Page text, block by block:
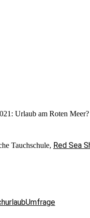
Urlaub am Roten Meer?
noch einen
gebucht/ich
noch ab wie sich
ich nicht
noch einen
ich komme
ab wie sich die
ich nicht nach
uns auch einen
Tauchschule, Red Sea
Umfrage